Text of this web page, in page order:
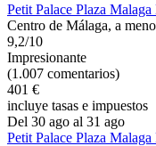
Petit Palace Plaza Malaga
Centro de Málaga, a
9,2/10
Impresionante
(1.007 comentarios)
401 €
incluye tasas e impuestos
Del 30 ago al 31 ago
Petit Palace Plaza Malaga